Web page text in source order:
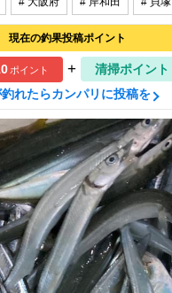
現在の釣果投稿ポイント
ポイント +
清掃ポイント
れたらカンパリに投稿を